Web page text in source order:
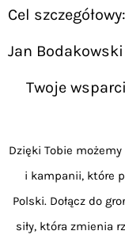
Cel
Jan Bodakowski
Twoje
Dzięki Tobie
i kampanii, które
Polski. Dołącz do
siły, która zmienia